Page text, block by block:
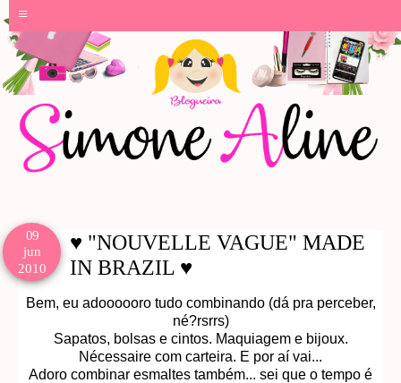
≡
09
jun
2010
♥ "NOUVELLE VAGUE" MADE
IN BRAZIL ♥
Bem, eu adoooooro tudo combinando (dá pra perceber,
né?rsrrs)
Sapatos, bolsas e cintos. Maquiagem e bijoux.
Nécessaire com carteira. E por aí vai...
Adoro combinar esmaltes também... sei que o tempo é